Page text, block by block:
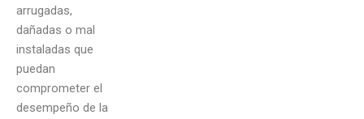
arrugadas,
dañadas o mal
instaladas que
puedan
comprometer el
desempeño de la